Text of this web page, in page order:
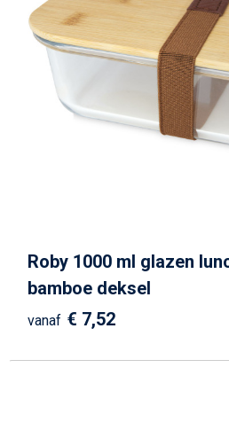
Roby 1000 ml glazen
bamboe deksel
vanaf € 7,52